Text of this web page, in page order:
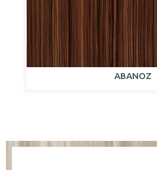
ABANOZ